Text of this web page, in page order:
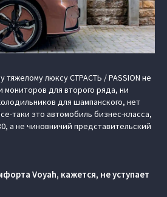
люксу СТРАСТЬ / PASSION не
мониторов для второго ряда, ни
для шампанского, нет
таки это автомобиль бизнес-класса,
а не чиновничий представительский
Voyah, кажется, не уступает